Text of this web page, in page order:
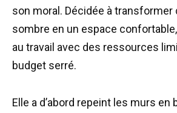
son moral. Décidée à transformer
sombre en un espace
au travail avec des ressources
budget serré.
Elle a d’abord repeint les murs en